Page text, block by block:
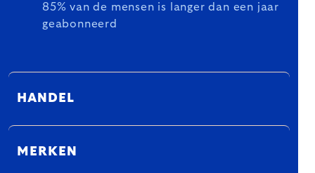
85% van de mensen is langer dan een jaar
geabonneerd
HANDEL
MERKEN